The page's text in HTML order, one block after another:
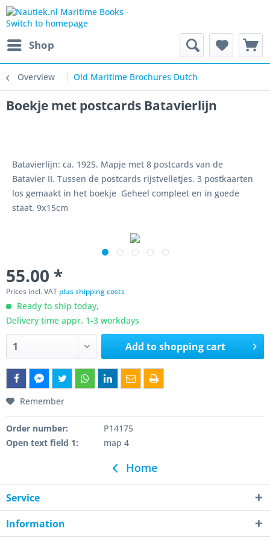
Shop
Overview Old Maritime Brochures Dutch
Boekje met postcards Batavierlijn
Batavierlijn: ca. 1925. Mapje met 8 postcards van de
Batavier II. Tussen de postcards rijstvelletjes. 3 postkaarten
los gemaakt in het boekje Geheel compleet en in goede
staat. 9x15cm
55.00 *
Prices incl. VAT plus shipping costs
Ready to ship today,
Delivery time appr. 1-3 workdays
Add toshopping cart
Remember
Order number:
P14175
Open text field 1:
map 4
Home
Service
Information